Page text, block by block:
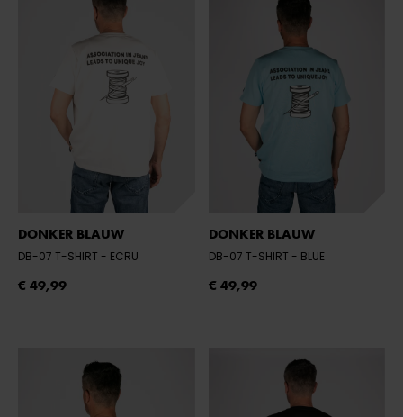
DONKER BLAUW
DB-07 T-SHIRT - ECRU
€ 49,99
DONKER BLAUW
DB-07 T-SHIRT - BLUE
€ 49,99